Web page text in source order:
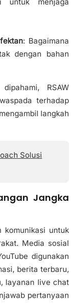
: Bagaimana
dengan bahan
RSAW
terhadap
langkah
Solusi
Jangka
komunikasi untuk
Media sosial
digunakan
berita terbaru,
layanan live chat
pertanyaan